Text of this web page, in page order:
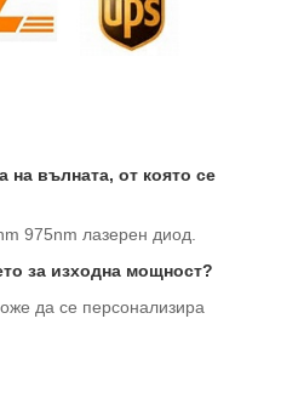
на вълната, от която се
975nm лазерен диод.
за изходна мощност?
да се персонализира